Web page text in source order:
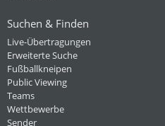
Suchen & Finden
Live-Übertragungen
Erweiterte Suche
Fußballkneipen
Public Viewing
Teams
Wettbewerbe
Sender